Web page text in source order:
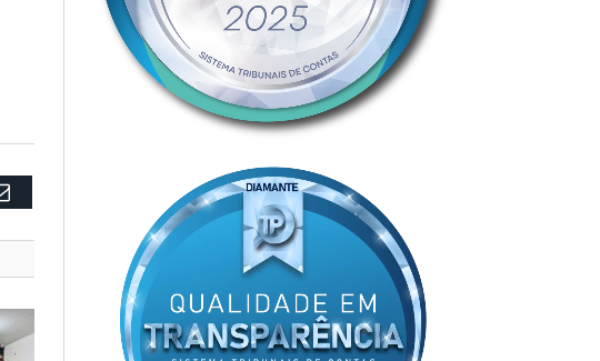
Email